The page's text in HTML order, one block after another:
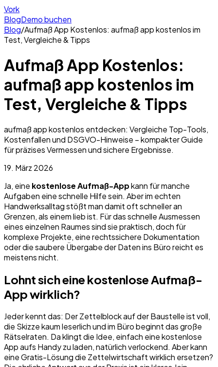
Vork
BlogDemo buchen
Blog/Aufmaß App Kostenlos: aufmaß app kostenlos im
Test, Vergleiche & Tipps
Aufmaß App Kostenlos:
aufmaß app kostenlos im
Test, Vergleiche & Tipps
aufmaß app kostenlos entdecken: Vergleiche Top-Tools,
Kostenfallen und DSGVO-Hinweise – kompakter Guide
für präzises Vermessen und sichere Ergebnisse.
19. März 2026
Ja, eine kostenlose Aufmaß-Appkann für manche
Aufgaben eine schnelle Hilfe sein. Aber im echten
Handwerksalltag stößt man damit oft schneller an
Grenzen, als einem lieb ist. Für das schnelle Ausmessen
eines einzelnen Raumes sind sie praktisch, doch für
komplexe Projekte, eine rechtssichere Dokumentation
oder die saubere Übergabe der Daten ins Büro reicht es
meistens nicht.
Lohnt sich eine kostenlose Aufmaß-
App wirklich?
Jeder kennt das: Der Zettelblock auf der Baustelle ist voll,
die Skizze kaum leserlich und im Büro beginnt das große
Rätselraten. Da klingt die Idee, einfach eine kostenlose
App aufs Handy zu laden, natürlich verlockend. Aber kann
eine Gratis-Lösung die Zettelwirtschaft wirklich ersetzen?